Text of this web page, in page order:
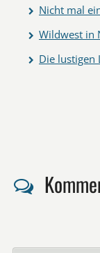
Nicht mal
Wildwest in
Die lustigen